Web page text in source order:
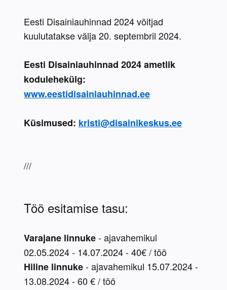
Eesti Disainiauhinnad 2024 võitjad
kuulutatakse välja 20. septembril 2024.
Eesti Disainiauhinnad 2024 ametlik
www.eestidisainiauhinnad.ee
Küsimused: kristi@disainikeskus.ee
///
Töö esitamise tasu:
Varajane linnuke - ajavahemikul
02.05.2024 - 14.07.2024 - 40€ / töö
Hiline linnuke - ajavahemikul 15.07.2024 -
13.08.2024 - 60 € / töö